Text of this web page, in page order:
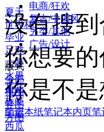
夏天
世界杯
毕业
足球
大暑
水果
荷花
标签
印章
西瓜
电商/狂欢
复古/中国风
另类/其他
广告/设计
版式
全部
横图
竖图
方图
没有搜
你想要
你是不是
笔记本纸笔记本内页笔